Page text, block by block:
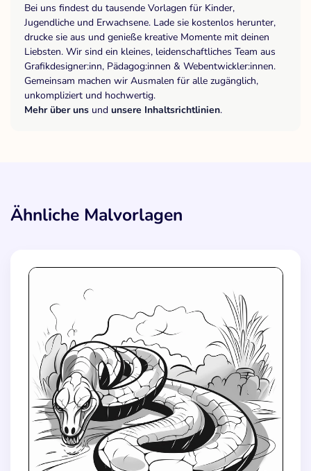
Bei uns findest du tausende Vorlagen für Kinder,
Jugendliche und Erwachsene. Lade sie kostenlos herunter,
drucke sie aus und genieße kreative Momente mit deinen
Liebsten. Wir sind ein kleines, leidenschaftliches Team aus
Grafikdesigner:inn, Pädagog:innen & Webentwickler:innen.
Gemeinsam machen wir Ausmalen für alle zugänglich,
unkompliziert und hochwertig.
Mehr über uns und unsere Inhaltsrichtlinien.
Ähnliche Malvorlagen